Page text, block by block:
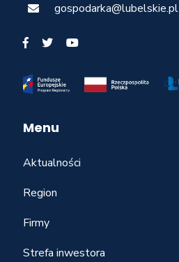
gospodarka@lubelskie.pl
Menu
Aktualności
Region
Firmy
Strefa inwestora